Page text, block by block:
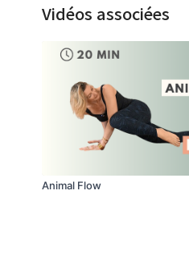
Vidéos associées
Animal Flow